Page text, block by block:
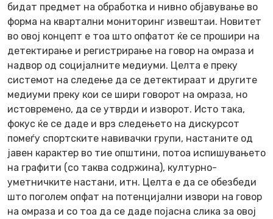
бидат предмет на обработка и нивно објавување во
форма на квартални мониторинг извештаи. Новитет
во овој концепт е тоа што опфатот ќе се прошири на
детектирање и регистрирање на говор на омраза и
надвор од социјалните медиуми. Целта е преку
системот на следење да се детектираат и другите
медиуми преку кои се шири говорот на омраза, но
истовремено, да се утврди и изворот. Исто така,
фокус ќе се даде и врз следењето на дискурсот
помеѓу спортските навивачки групи, настаните од
јавен карактер во тие општини, потоа испишувањето
на графити (со таква содржина), културно-
уметничките настани, итн. Целта е да се обезбеди
што поголем опфат на потенцијални извори на говор
на омраза и со тоа да се даде појасна слика за овој